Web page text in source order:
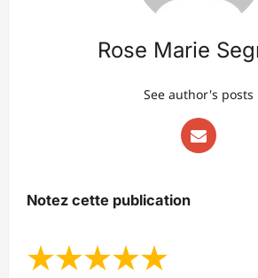
Rose Marie
See author's posts
Notez cette publication
★★★★★